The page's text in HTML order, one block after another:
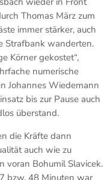
Thomas März zum
immer stärker, auch
Strafbank wanderten.
Körner gekostet“,
numerische
Johannes Wiedemann
bis zur Pause auch
überstand.
die Kräfte dann
auch wie zu
voran Bohumil Slavicek.
bzw. 48 Minuten war